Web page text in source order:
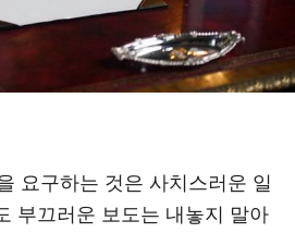
요구하는 것은 사치스러운 일
부끄러운 보도는 내놓지 말아